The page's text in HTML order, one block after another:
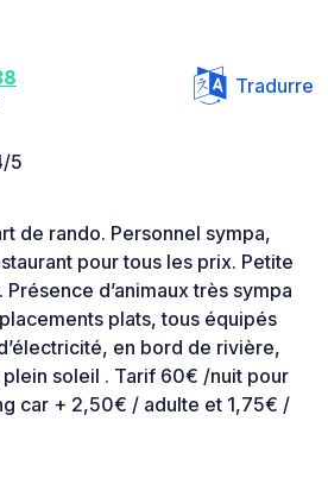
Tradurre
5
de rando. Personnel sympa,
pour tous les prix. Petite
Présence d’animaux très sympa
plats, tous équipés
en bord de rivière,
soleil . Tarif 60€ /nuit pour
car + 2,50€ / adulte et 1,75€ /